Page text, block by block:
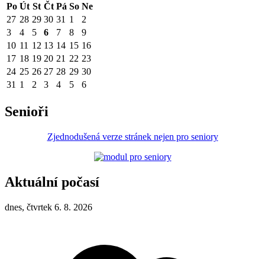
Po Út St Čt Pá So Ne
27 28 29 30 31 1
2
3
4 5 6 7 8
9
10 11 12 13 14 15 16
17 18 19 20 21 22 23
24 25 26 27 28 29 30
31 1 2 3 4 5 6
Senioři
Zjednodušená verze stránek nejen pro seniory
Aktuální počasí
dnes, čtvrtek 6. 8. 2026